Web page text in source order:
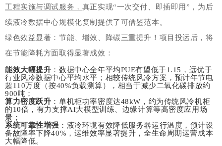
工程实施与调试服务， 真正实现“一次交付、即插即用”，为后
续液冷数据中心规模化复制提供了可借鉴范本。
绿色效益显著：节能、增效、降碳三重提升！项目投运后，将
在节能降耗方面取得显著成效：
能效大幅提升 ：数据中心全年平均PUE有望低于1.15，远优于
行业风冷数据中心平均水平；相较传统风冷方案，预计年节电
超110万度（按40%负载测算），相当于减少二氧化碳排放约
900吨；
算力密度跃升 ：单机柜功率密度达48kW，约为传统风冷机柜
的10倍，有力支撑AI大模型训练、边缘计算等高密度应用场
景；
系统可靠性增强 ：液冷环境有效降低服务器运行温度，预计设
备故障率下降40%，运维效率显著提升，全生命周期运营成本
大幅降低。